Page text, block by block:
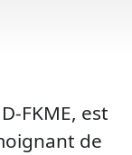
FKME, est
de